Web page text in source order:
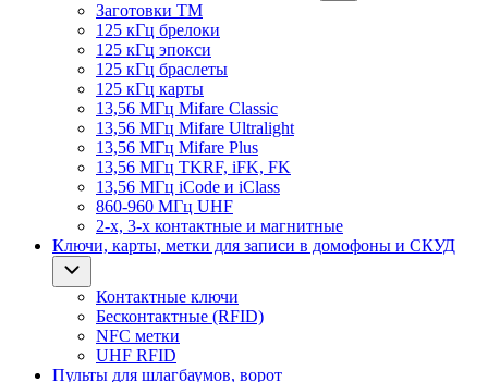
Заготовки ТМ
125 кГц брелоки
125 кГц эпокси
125 кГц браслеты
125 кГц карты
13,56 МГц Mifare Classic
13,56 МГц Mifare Ultralight
13,56 МГц Mifare Plus
13,56 МГц TKRF, iFK, FK
13,56 МГц iCode и iClass
860-960 МГц UHF
2-х, 3-х контактные и магнитные
Ключи, карты, метки для записи в домофоны и СКУД
Контактные ключи
Бесконтактные (RFID)
NFC метки
UHF RFID
Пульты для шлагбаумов, ворот